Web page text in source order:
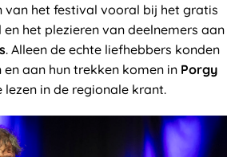
van het festival vooral bij het gratis
het plezieren van deelnemers aan
. Alleen de echte liefhebbers konden
aan hun trekken komen in Porgy
lezen in de regionale krant.